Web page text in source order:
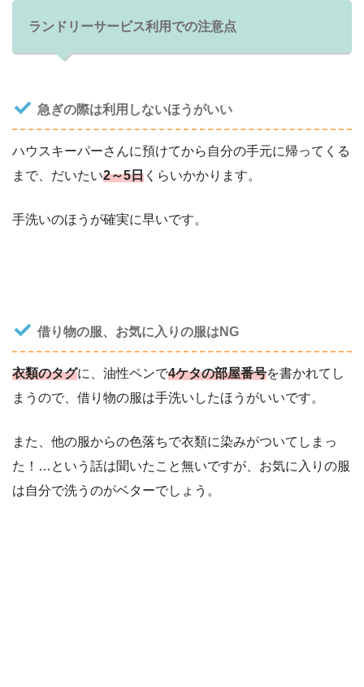
ランドリーサービス利用での注意点
急ぎの際は利用しないほうがいい
ハウスキーパーさんに預けてから自分の手元に帰ってくる
まで、だいたい2～5日 くらいかかります。
手洗いのほうが確実に早いです。
借り物の服、お気に入りの服はNG
衣類のタグに、油性ペンで4ケタの部屋番号を書かれてし
まうので、借り物の服は手洗いしたほうがいいです。
また、他の服からの色落ちで衣類に染みがついてしまっ
た！…という話は聞いたこと無いですが、お気に入りの服
は自分で洗うのがベターでしょう。